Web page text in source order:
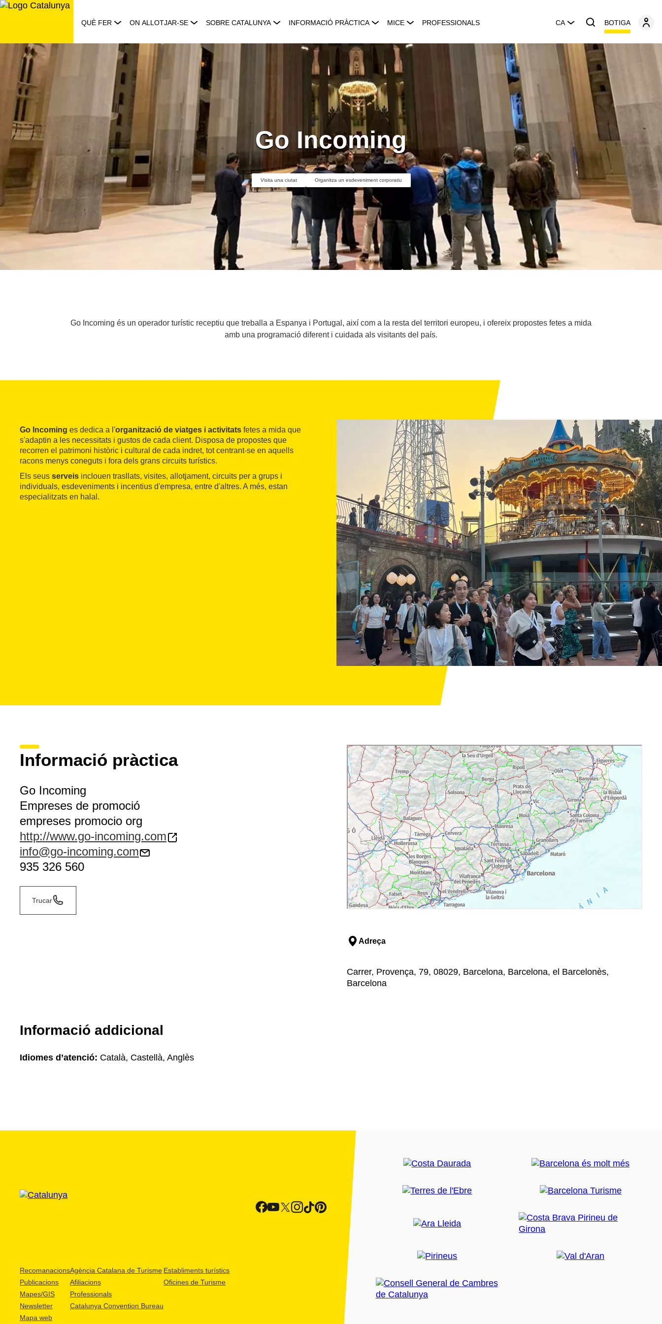
Saltar
QUÈ FER ON ALLOTJAR-SE SOBRE CATALUNYA INFORMACIÓ PRÀCTICA MICE PROFESSIONALS CA BOTIGA
Go Incoming
Visita una ciutat Organitza un esdeveniment corporatiu
Go Incoming és un operador turístic receptiu que treballa a Espanya i Portugal, així com a la resta del territori europeu, i ofereix propostes fetes a mida
amb una programació diferent i cuidada als visitants del país.
Go Incoming es dedica a l'organització de viatges i activitats fetes a mida que
s'adaptin a les necessitats i gustos de cada client. Disposa de propostes que
recorren el patrimoni històric i cultural de cada indret, tot centrant-se en aquells
racons menys coneguts i fora dels grans circuits turístics.
Els seus serveis inclouen trasllats, visites, allotjament, circuits per a grups i
individuals, esdeveniments i incentius d'empresa, entre d'altres. A més, estan
especialitzats en halal.
Informació pràctica
Go Incoming
Empreses de promoció
empreses promocio org
http://www.go-incoming.com
info@go-incoming.com
935 326 560
Trucar
Adreça
Carrer, Provença, 79, 08029, Barcelona, Barcelona, el Barcelonès,
Barcelona
Informació addicional
Idiomes d’atenció: Català, Castellà, Anglès
Recomanacions
Publicacions
Mapes/GIS
Newsletter
Mapa web
Agència Catalana de Turisme
Afiliacions
Professionals
Catalunya Convention Bureau
Establiments turístics
Oficines de Turisme